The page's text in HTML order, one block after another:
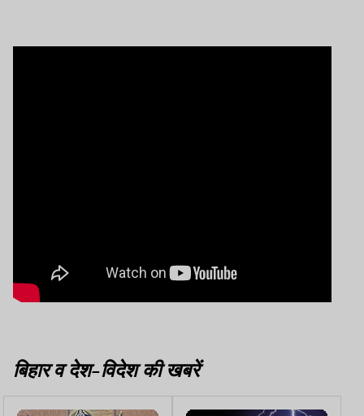
बिहार व देश-विदेश की खबरें